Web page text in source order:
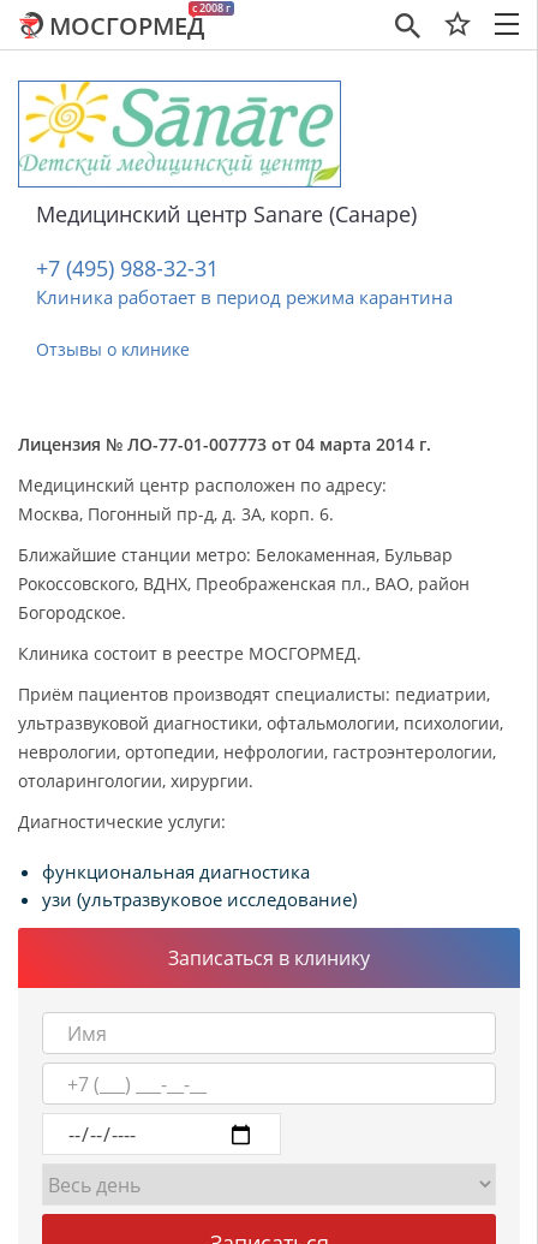
×
c 2008 г
МОСГОРМЕД
Медицинский центр Sanare (Санаре)
+7 (495) 988-32-31
Клиника работает в период режима карантина
Отзывы о клинике
Лицензия № ЛО-77-01-007773 от 04 марта 2014 г.
Медицинский центр расположен по адресу:
Москва, Погонный пр-д, д. 3А, корп. 6.
Ближайшие станции метро: Белокаменная, Бульвар
Рокоссовского, ВДНХ, Преображенская пл., ВАО, район
Богородское.
Клиника состоит в реестре МОСГОРМЕД.
Приём пациентов производят специалисты: педиатрии,
ультразвуковой диагностики, офтальмологии, психологии,
неврологии, ортопедии, нефрологии, гастроэнтерологии,
отоларингологии, хирургии.
Диагностические услуги:
функциональная диагностика
узи (ультразвуковое исследование)
Записаться в клинику